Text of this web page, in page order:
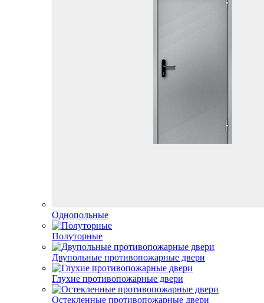
Однопольные
Полуторные
Двупольные противопожарные двери
Глухие противопожарные двери
Остекленные противопожарные двери